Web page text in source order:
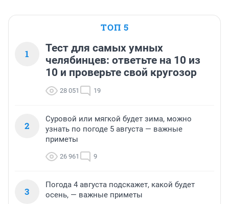
ТОП 5
1
Тест для самых умных
челябинцев: ответьте на 10 из
10 и проверьте свой кругозор
28 051 19
2
Суровой или мягкой будет зима, можно
узнать по погоде 5 августа — важные
приметы
26 961 9
3
Погода 4 августа подскажет, какой будет
осень, — важные приметы